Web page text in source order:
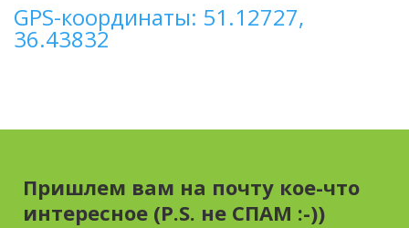
GPS-координаты: 51.12727,
36.43832
Пришлем вам на почту кое-что
интересное (P.S. не СПАМ :-))